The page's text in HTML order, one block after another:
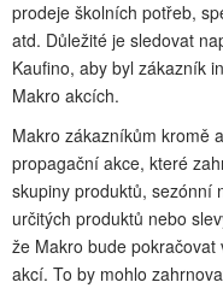
prodeje školních potřeb,
atd. Důležité je sledovat
Kaufino, aby byl zákazník
Makro akcích.
Makro zákazníkům kromě
propagační akce, které
skupiny produktů, sezónní
určitých produktů nebo
že Makro bude
akcí. To by mohlo